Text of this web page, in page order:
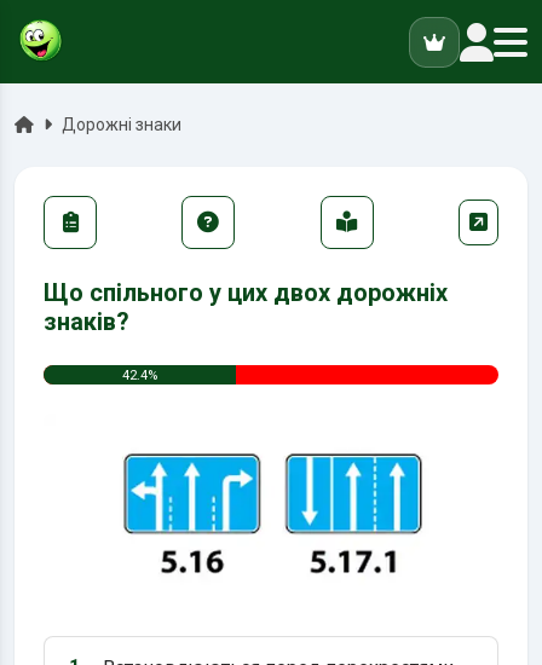
ГоловнаДорожні знаки
Що спільного у цих двох дорожніх
знаків?
42.4%